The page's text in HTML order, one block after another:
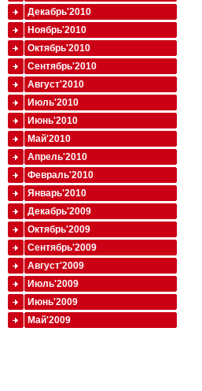
Декабрь'2010
Ноябрь'2010
Октябрь'2010
Сентябрь'2010
Август'2010
Июль'2010
Июнь'2010
Май'2010
Апрель'2010
Февраль'2010
Январь'2010
Декабрь'2009
Октябрь'2009
Сентябрь'2009
Август'2009
Июль'2009
Июнь'2009
Май'2009